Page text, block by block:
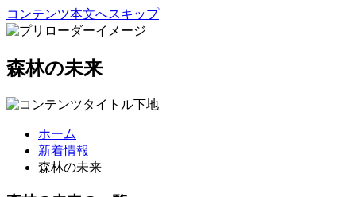
コンテンツ本文へスキップ
森林の未来
ホーム
新着情報
森林の未来